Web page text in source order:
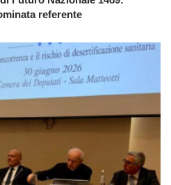
referente